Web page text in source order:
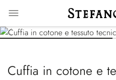
Cuffia in cotone e